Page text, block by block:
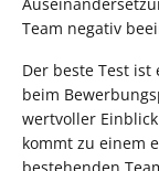
Team negativ
Der beste Test
beim
wertvoller
kommt zu einem
bestehenden